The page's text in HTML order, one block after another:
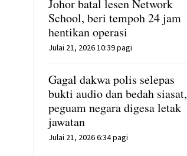
Johor batal lesen Network
School, beri tempoh 24 jam
hentikan operasi
Julai 21, 2026 10:39 pagi
Gagal dakwa polis selepas
bukti audio dan bedah siasat,
peguam negara digesa letak
jawatan
Julai 21, 2026 6:34 pagi